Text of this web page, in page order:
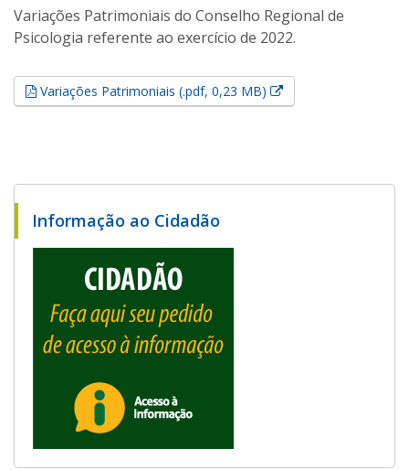
Variações Patrimoniais do Conselho Regional de
Psicologia referente ao exercício de 2022.
Variações Patrimoniais (.pdf, 0,23 MB) Esse link abrirá em
Informação ao Cidadão